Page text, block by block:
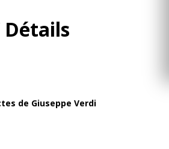
Détails
de Giuseppe Verdi